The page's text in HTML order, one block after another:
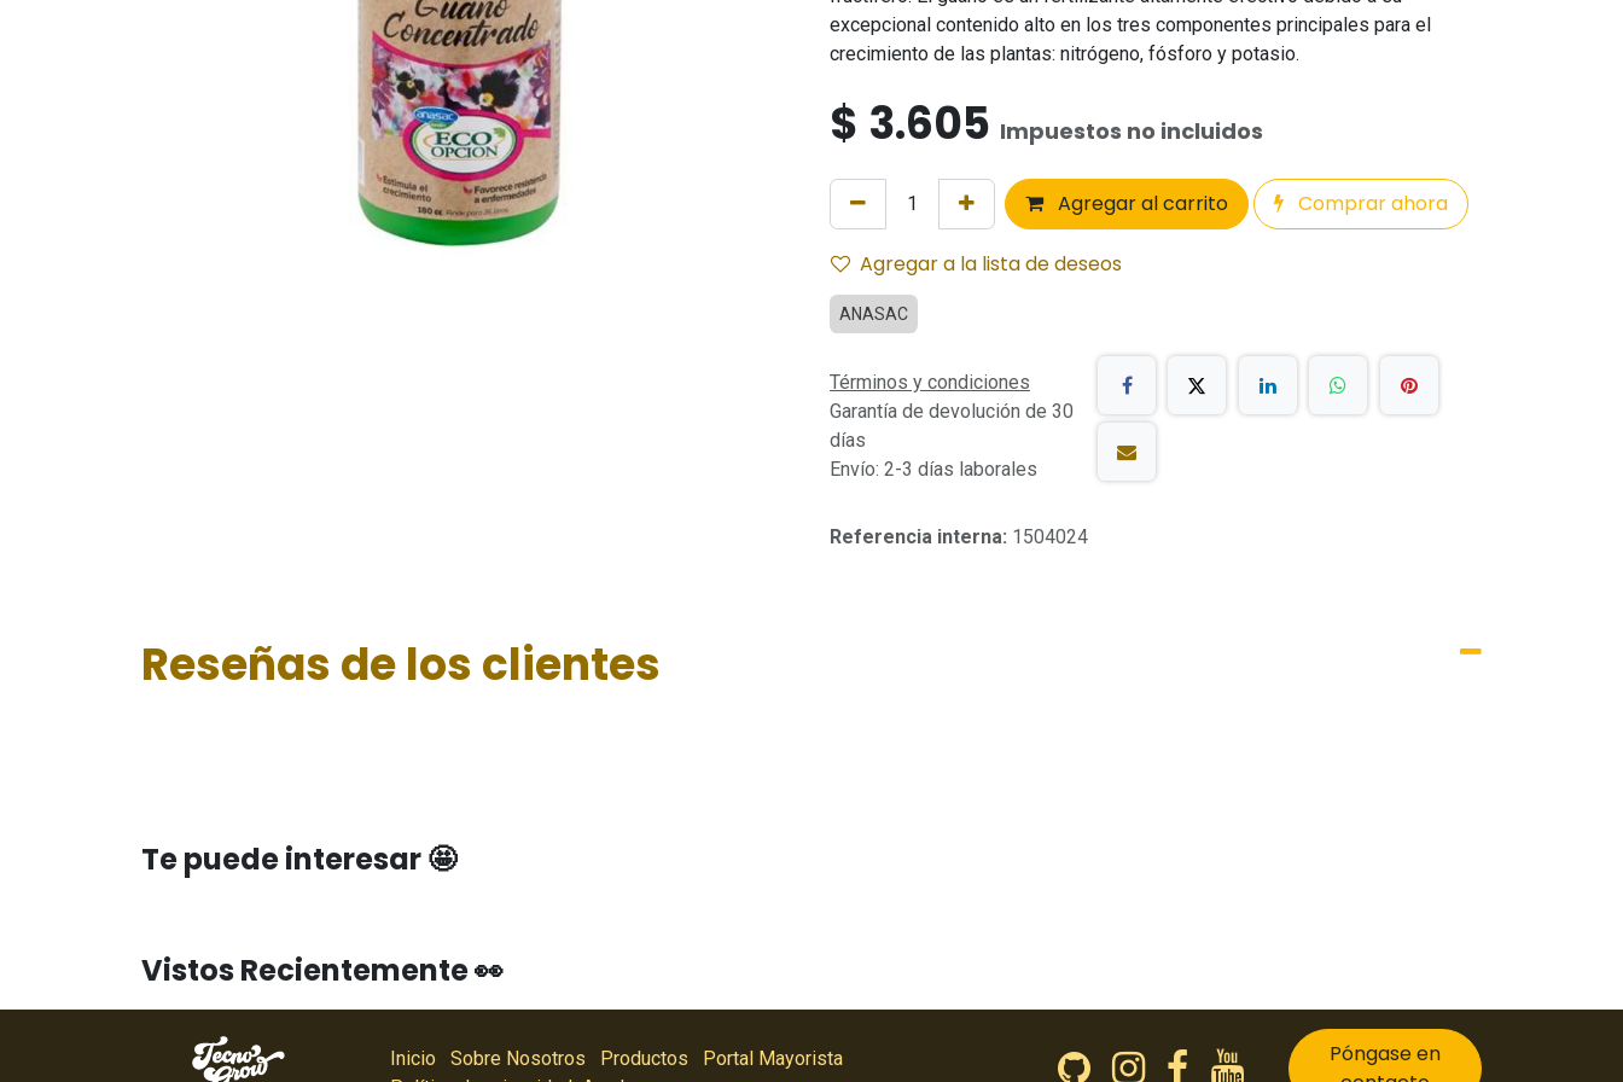
excepcional contenido alto en los tres componentes principales para el
crecimiento de las plantas: nitrógeno, fósforo y potasio.
$ 3.605 Impuestos no incluidos
Agregar al carrito Comprar ahora
Agregar a la lista de deseos
ANASAC
Términos y condiciones
Garantía de devolución de 30
días
Envío: 2-3 días laborales
Referencia interna: 1504024
Reseñas de los clientes
Te puede interesar 🤩
Vistos Recientemente 👀
Inicio Sobre Nosotros Productos
Portal Mayorista
Póngase en